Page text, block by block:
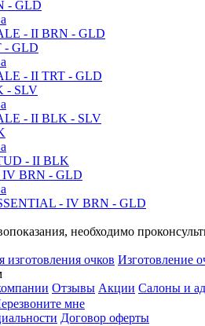
- II BRN - GLD
- II TRT - GLD
- II BLK - SLV
- II BLK
- IV BRN - GLD
необходимо
изготовления очков Изготовление
Отзывы Акции Салоны и
мне
Договор оферты